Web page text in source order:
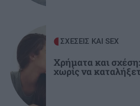
ΣΧΕΣΕΙΣ ΚΑΙ SEX
Χρήματα και
χωρίς να